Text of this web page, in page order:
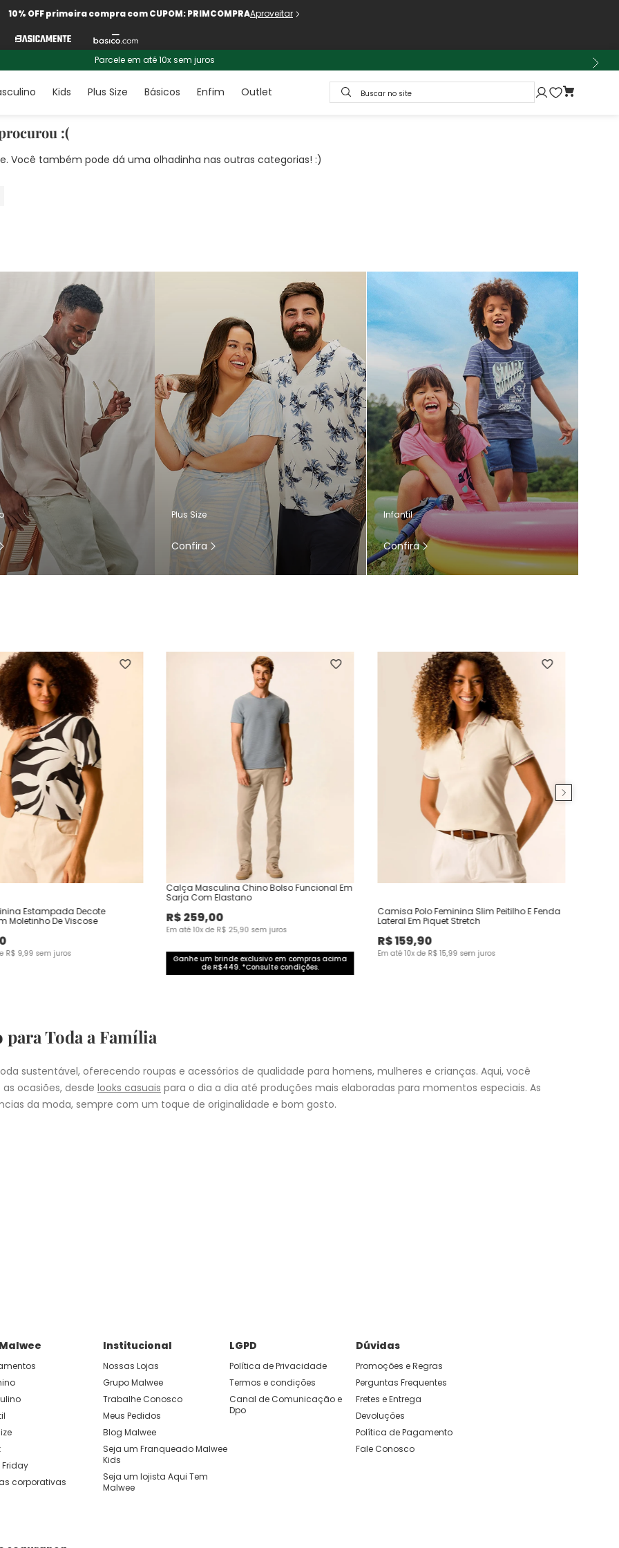
10% OFF primeira compra com CUPOM: PRIMCOMPRAAproveitar
Parcele em até 10x sem juros
Kids Plus Size Básicos Enfim Outlet Buscar no site
:(
Você também pode dá uma olhadinha nas outras categorias! :)
Plus Size
Confira
Infantil
Confira
Estampada Decote
Moletinho De Viscose
R$ 9,99 sem juros
Calça Masculina Chino Bolso Funcional Em
Sarja Com Elastano
R$259,00
Em até10x de R$ 25,90 sem juros
Ganhe um brinde exclusivo em compras acima
de R$449. *Consulte condições.
Camisa Polo Feminina Slim Peitilho E Fenda
Lateral Em Piquet Stretch
R$159,90
Em até10x de R$ 15,99 sem juros
para Toda a Família
sustentável, oferecendo roupas e acessórios de qualidade para homens, mulheres e crianças. Aqui, você
ocasiões, desde looks casuais para o dia a dia até produções mais elaboradas para momentos especiais. As
da moda, sempre com um toque de originalidade e bom gosto.
corporativas
Institucional
Nossas Lojas
Grupo Malwee
Trabalhe Conosco
Meus Pedidos
Blog Malwee
Seja um Franqueado Malwee
Kids
Seja um lojista Aqui Tem
Malwee
LGPD
Política de Privacidade
Termos e condições
Canal de Comunicação e
Dpo
Dúvidas
Promoções e Regras
Perguntas Frequentes
Fretes e Entrega
Devoluções
Política de Pagamento
Fale Conosco